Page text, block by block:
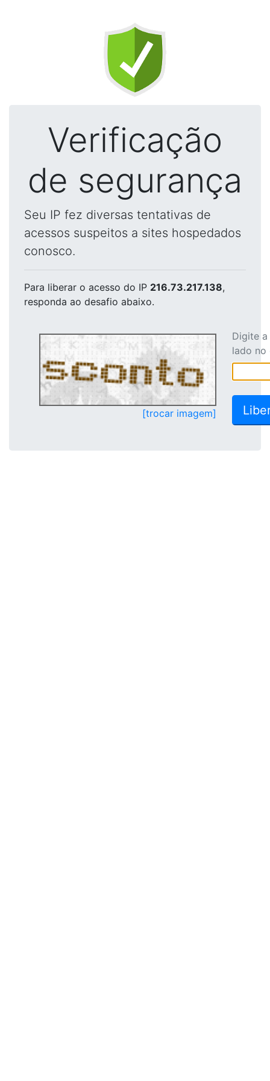
Verificação
de segurança
Seu IP fez diversas tentativas de
acessos suspeitos a sites hospedados
conosco.
Para liberar o acesso do IP 216.73.217.138,
responda ao desafio abaixo.
[trocar imagem]
Digite
lado no